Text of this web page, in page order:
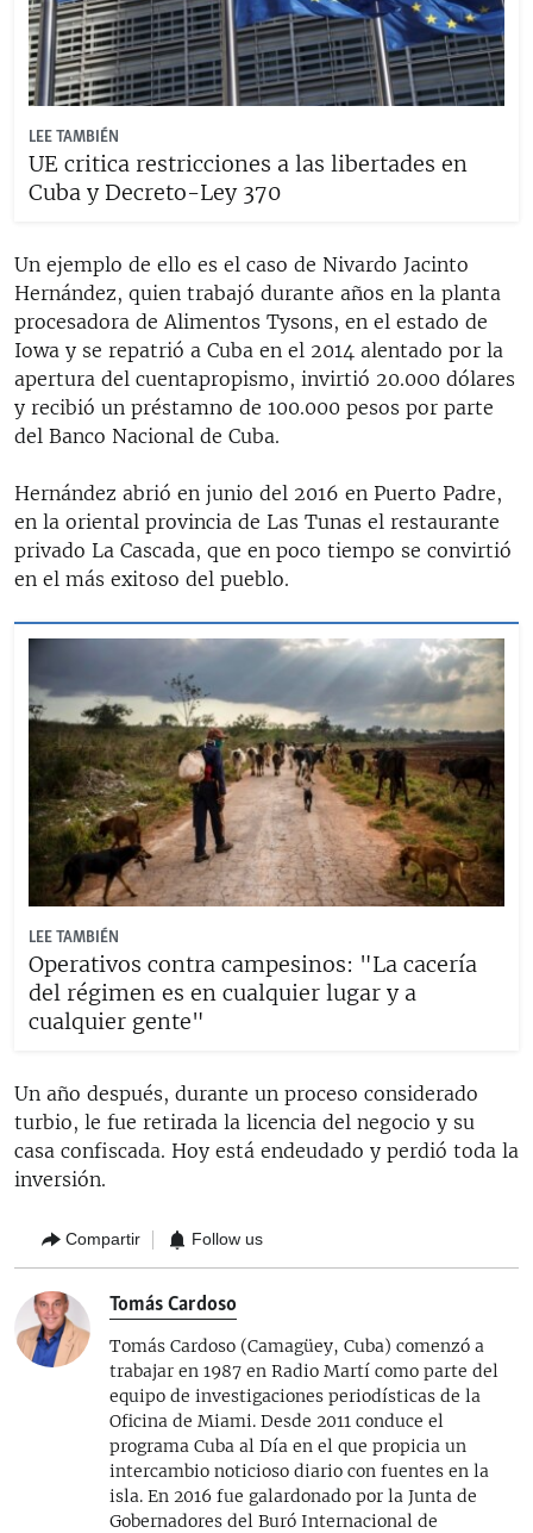
LEE TAMBIÉN
UE critica restricciones a las libertades en
Cuba y Decreto-Ley 370
Un ejemplo de ello es el caso de Nivardo Jacinto
Hernández, quien trabajó durante años en la planta
procesadora de Alimentos Tysons, en el estado de
Iowa y se repatrió a Cuba en el 2014 alentado por la
apertura del cuentapropismo, invirtió 20.000 dólares
y recibió un préstamno de 100.000 pesos por parte
del Banco Nacional de Cuba.
Hernández abrió en junio del 2016 en Puerto Padre,
en la oriental provincia de Las Tunas el restaurante
privado La Cascada, que en poco tiempo se convirtió
en el más exitoso del pueblo.
LEE TAMBIÉN
Operativos contra campesinos: "La cacería
del régimen es en cualquier lugar y a
cualquier gente"
Un año después, durante un proceso considerado
turbio, le fue retirada la licencia del negocio y su
casa confiscada. Hoy está endeudado y perdió toda la
inversión.
Compartir Follow us
Tomás Cardoso
Tomás Cardoso (Camagüey, Cuba) comenzó a
trabajar en 1987 en Radio Martí como parte del
equipo de investigaciones periodísticas de la
Oficina de Miami. Desde 2011 conduce el
programa Cuba al Día en el que propicia un
intercambio noticioso diario con fuentes en la
isla. En 2016 fue galardonado por la Junta de
Gobernadores del Buró Internacional de